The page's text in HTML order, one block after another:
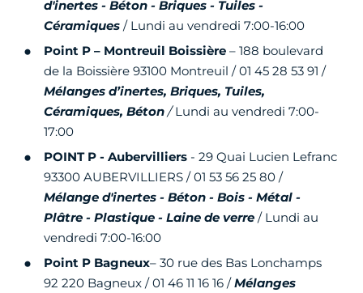
d'inertes - Béton - Briques - Tuiles -
Céramiques / Lundi au vendredi 7:00-16:00
Point P – Montreuil Boissière – 188 boulevard
de la Boissière 93100 Montreuil / 01 45 28 53 91 /
Mélanges d’inertes, Briques, Tuiles,
Céramiques, Béton/ Lundi au vendredi 7:00-
17:00
POINT P - Aubervilliers - 29 Quai Lucien Lefranc
93300 AUBERVILLIERS / 01 53 56 25 80 /
Mélange d'inertes - Béton - Bois - Métal -
Plâtre - Plastique - Laine de verre / Lundi au
vendredi 7:00-16:00
Point P Bagneux– 30 rue des Bas Lonchamps
92 220 Bagneux / 01 46 11 16 16 /Mélanges